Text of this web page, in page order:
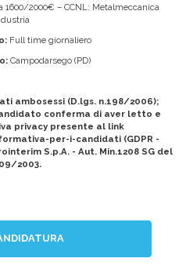
1600/2000€ – CCNL: Metalmeccanica
Full time giornaliero
Campodarsego (PD)
ambosessi (D.lgs. n.198/2006);
conferma di aver letto e
privacy presente al link
per-i-candidati (GDPR -
S.p.A. - Aut. Min.1208 SG del
2003.